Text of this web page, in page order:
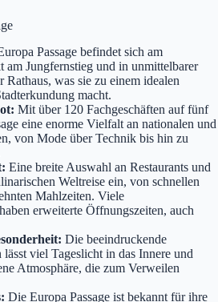
Passage befindet sich am
am Jungfernstieg und in unmittelbarer
Rathaus, was sie zu einem idealen
macht.
Mit über 120 Fachgeschäften auf fünf
eine enorme Vielfalt an nationalen und
von Mode über Technik bis hin zu
Eine breite Auswahl an Restaurants und
Weltreise ein, von schnellen
Mahlzeiten. Viele
erweiterte Öffnungszeiten, auch
Die beeindruckende
viel Tageslicht in das Innere und
Atmosphäre, die zum Verweilen
Die Europa Passage ist bekannt für ihre